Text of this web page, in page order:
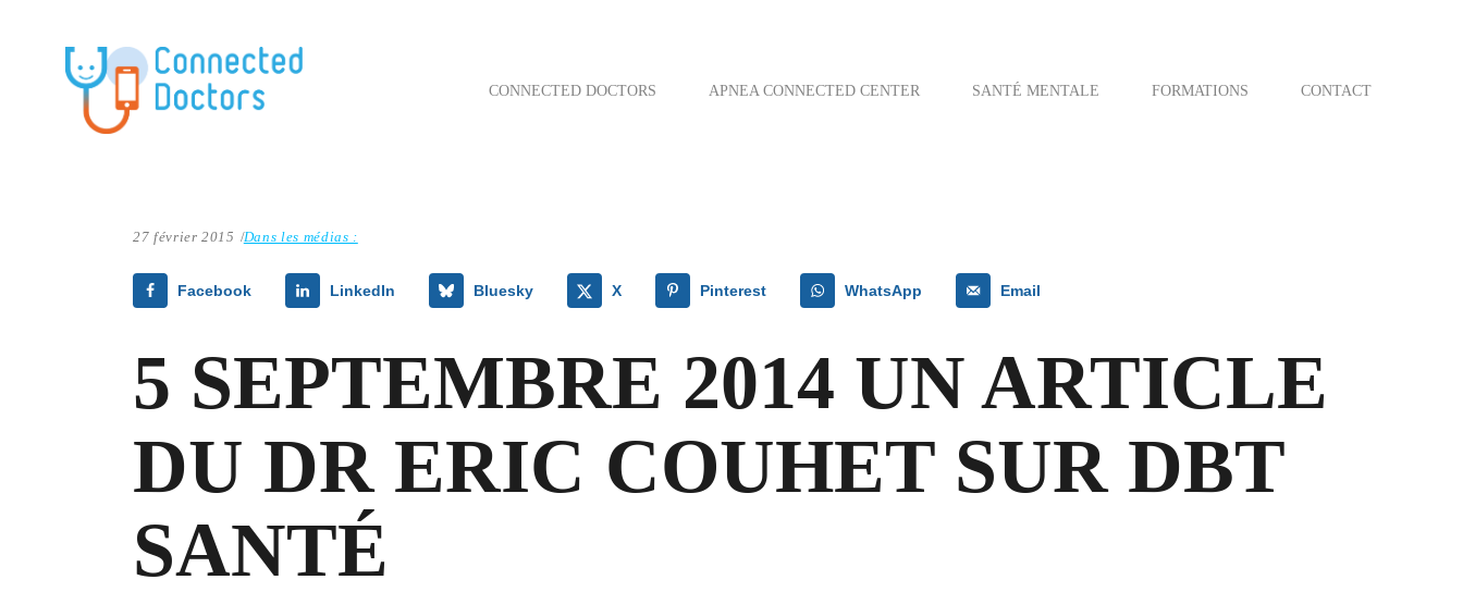
CONNECTED DOCTORS APNEA CONNECTED CENTER SANTÉ MENTALE FORMATIONS CONTACT
27 février 2015 Dans les médias :
Facebook LinkedIn Bluesky X Pinterest WhatsApp Email
5 SEPTEMBRE 2014 UN ARTICLE
DU DR ERIC COUHET SUR DBT
SANTÉ